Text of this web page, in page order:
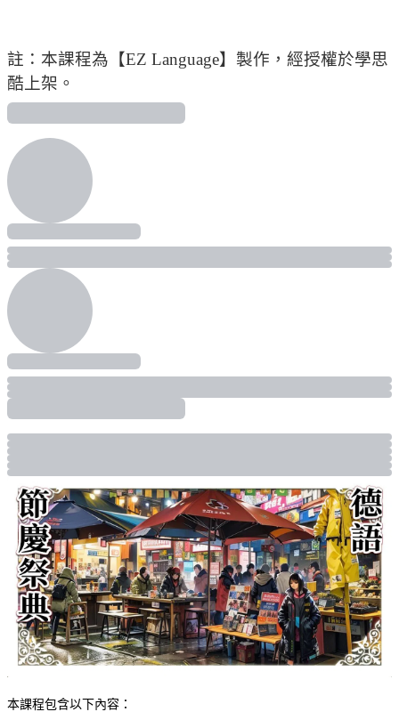
註：本課程為【EZ Language】製作，經授權於學思
酷上架。
本課程包含以下內容：